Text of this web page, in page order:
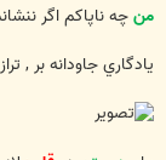
منچه ناپاکم اگر
يادگاري جاودانه بر ,